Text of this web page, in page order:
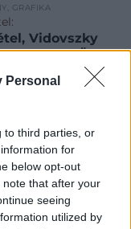
Personal
to third parties, or
for
below opt-out
that after your
seeing
utilized by
GRAFIKA
Vidovszky
1973): "Öreg
cm, j.b.l.: Vidovszky
kiállítási cédula
- NAG216-306
ár:
80 000
és 19. századi